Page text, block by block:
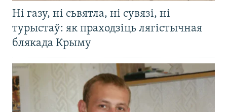
Ні газу, ні сьвятла, ні сувязі, ні
турыстаў: як праходзіць лягістычная
блякада Крыму